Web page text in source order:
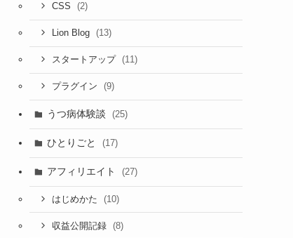
CSS (2)
Lion Blog (13)
スタートアップ (11)
プラグイン (9)
うつ病体験談 (25)
ひとりごと (17)
アフィリエイト (27)
はじめかた (10)
収益公開記録 (8)